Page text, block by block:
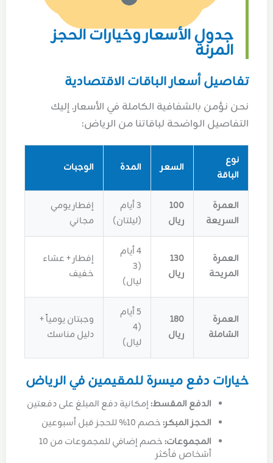
جدول الأسعار وخيارات الحجز
المرنة
تفاصيل أسعار الباقات الاقتصادية
نحن نؤمن بالشفافية الكاملة في الأسعار. إليك
التفاصيل الواضحة لباقاتنا من الرياض:
نوع
الباقة
السعر المدة الوجبات
العمرة
السريعة
100
ريال
3 أيام
(ليلتان)
إفطار يومي
مجاني
العمرة
المريحة
130
ريال
4 أيام
(3
ليال)
إفطار + عشاء
خفيف
العمرة
الشاملة
180
ريال
5 أيام
(4
ليال)
وجبتان يومياً +
دليل مناسك
خيارات دفع ميسرة للمقيمين في الرياض
الدفع المقسط:إمكانية دفع المبلغ على دفعتين
الحجز المبكر:خصم 10% للحجز قبل أسبوعين
المجموعات:
خصم إضافي للمجموعات من 10
أشخاص فأكثر